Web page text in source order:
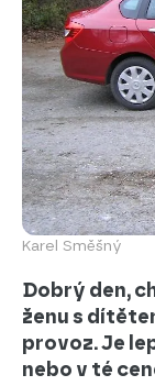
Karel Směšný
Dobrý den,
ženu s
provoz. Je
nebo v té